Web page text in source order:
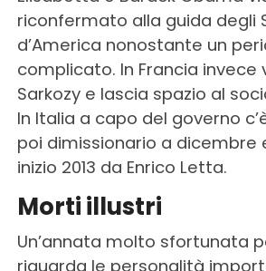
riconfermato alla guida degli
d’America nonostante un
complicato. In Francia
Sarkozy e lascia spazio al
In Italia a capo del governo
poi dimissionario a dicembre
inizio 2013 da Enrico Letta.
Morti illustri
Un’annata molto sfortunata
riguarda le personalità